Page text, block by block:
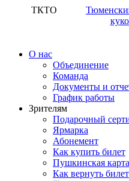
ТКТО
О нас
Объединение
Команда
Документы и
График работы
Зрителям
Подарочный
Ярмарка
Абонемент
Как купить билет
Пушкинская карта
Как вернуть билет